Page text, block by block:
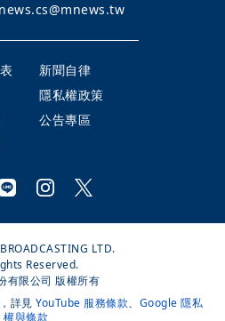
新聞自律
隱私權政策
公告專區
LTD.
Reserved.
有限公司 版權所有
，詳見 YouTube 服務條款、 Google 隱私
權與條款